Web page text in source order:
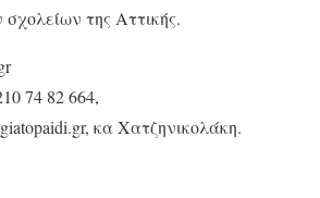
της Αττικής.
74 82 664,
κα Χατζηνικολάκη.